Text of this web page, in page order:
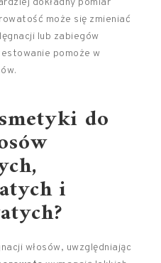
może się zmieniać
lub zabiegów
pomoże w
do
i
włosów, uwzględniając